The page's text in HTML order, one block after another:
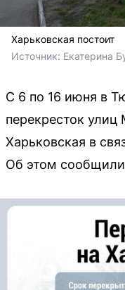
Харьковская постоит
Источник: Екатерина
С 6 по 16 июня в
перекресток улиц
Харьковская в
Об этом сообщили